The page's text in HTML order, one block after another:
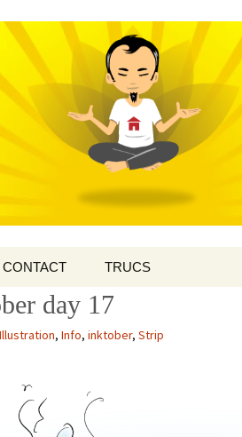
CONTACT TRUCS
day 17
Illustration, Info, inktober, Strip